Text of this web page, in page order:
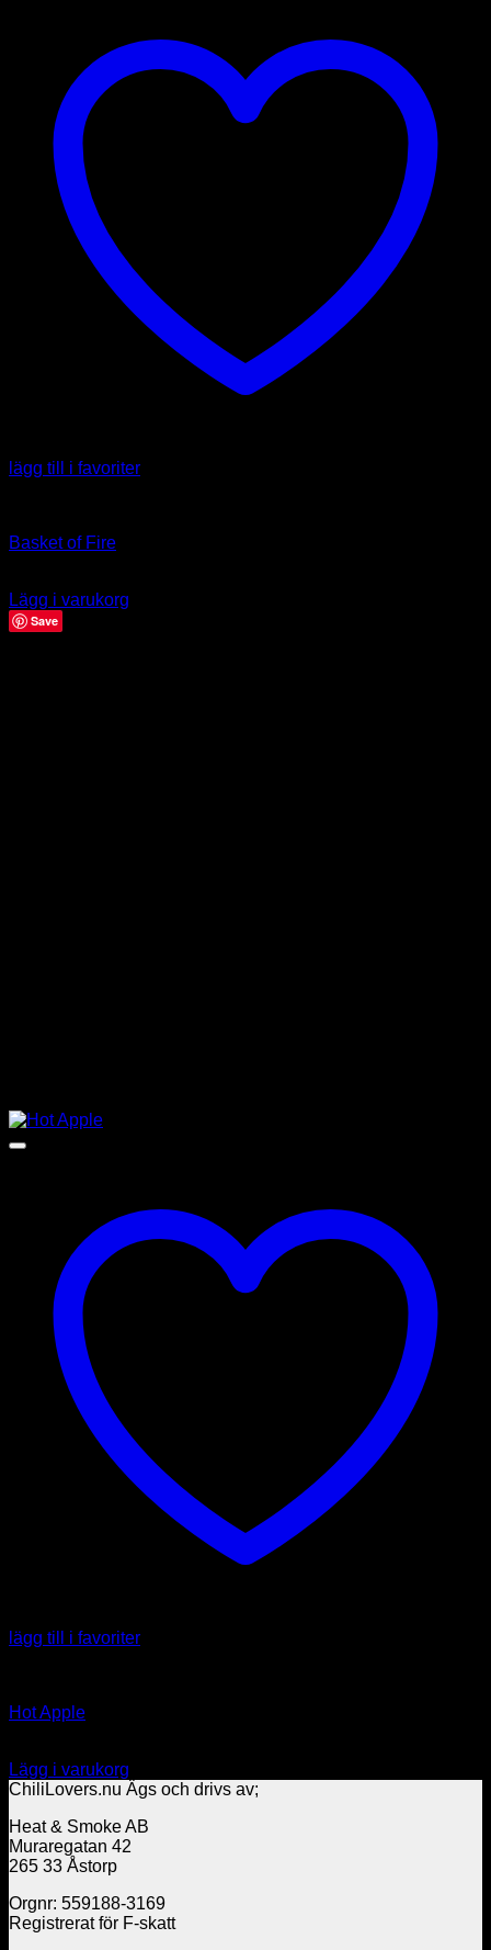
lägg till i favoriter
Basket of Fire
Lägg i varukorg
Save
lägg till i favoriter
Hot Apple
Lägg i varukorg
ChiliLovers.nu Ägs och drivs av;
Heat & Smoke AB
Muraregatan 42
265 33 Åstorp
Orgnr: 559188-3169
Registrerat för F-skatt